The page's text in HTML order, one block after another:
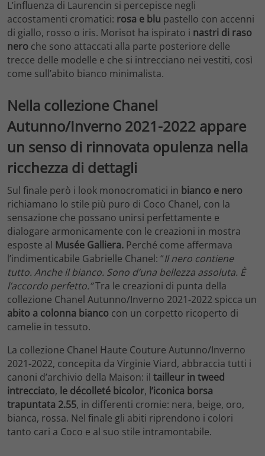
L’influenza di Laurencin si percepisce negli
accostamenti cromatici: rosa e blu pastello con accenni
di giallo, rosso o iris. Morisot ha ispirato i nastri di raso
nero che sono attaccati alla parte posteriore delle
trecce delle modelle e che si intrecciano nei vestiti, così
come sull’abito bianco minimalista.
Nella collezione Chanel
Autunno/Inverno 2021-2022 appare
un senso di rinnovata opulenza nella
ricchezza di dettagli
Sul finale però i look monocromatici in bianco e nero
richiamano lo stile più puro di Coco Chanel, con la
sensazione che possano unirsi perfettamente e
dialogare armonicamente con le creazioni in mostra
esposte al Musée Galliera. Perché come affermava
l’indimenticabile Gabrielle Chanel: “Il nero contiene
tutto. Anche il bianco. Sono d’una bellezza assoluta. È
l’accordo perfetto.”Tra le creazioni di punta della
collezione Chanel Autunno/Inverno 2021-2022 spicca un
abito a colonna bianco con un corpetto ricoperto di
camelie in tessuto.
La collezione Chanel Haute Couture Autunno/Inverno
2021-2022, concepita da Virginie Viard, abbraccia tutti i
canoni d’archivio della Maison: il tailleur in tweed
intrecciato, le décolleté bicolor, l’iconica borsa
trapuntata 2.55, in differenti cromie: nera, beige, oro,
bianca, rossa. Nel finale gli abiti riprendono i colori
tanto cari a Coco e al suo stile intramontabile.